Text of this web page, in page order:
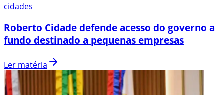
cidades
Roberto Cidade defende acesso do governo a
fundo destinado a pequenas empresas
Ler matéria